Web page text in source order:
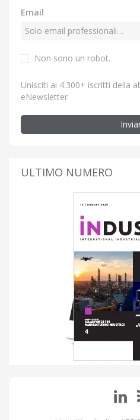
Email
Non sono un robot.
Unisciti ai 4.300+ iscritti della
eNewsletter
ULTIMO NUMERO